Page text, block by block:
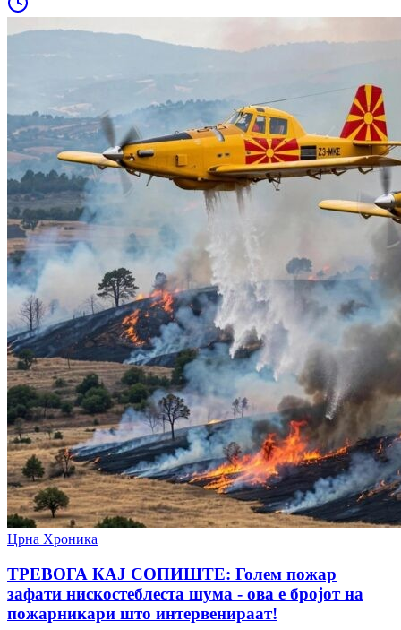
Црна Хроника
ТРЕВОГА КАЈ СОПИШТЕ: Голем пожар
зафати нискостеблеста шума - ова е бројот на
пожарникари што интервенираат!